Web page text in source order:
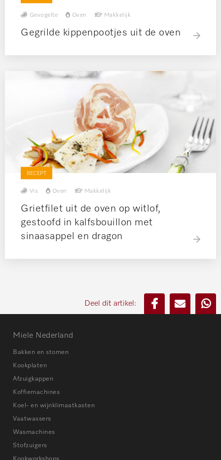
Gevogelte Oven Makkelijk
Gegrilde kippenpootjes uit de oven
RECEPT
Vis Oven Makkelijk
Grietfilet uit de oven op witlof,
gestoofd in kalfsbouillon met
sinaasappel en dragon
Deel dit artikel:
Miele Nederland
Bakken en stomen
Kookplaten
Afzuigkappen
Koffiemachines
Koel- en wijnklimaatkasten
Vaatwassers
Wasmachines
Stofzuigers
Kookworkshops